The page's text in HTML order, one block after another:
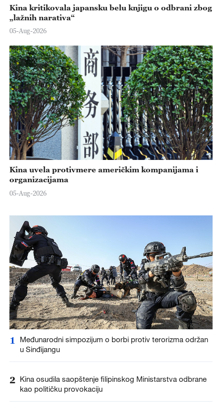
Kina kritikovala japansku belu knjigu o odbrani zbog
„lažnih narativa“
05-Aug-2026
Kina uvela protivmere američkim kompanijama i
organizacijama
05-Aug-2026
1
Međunarodni simpozijum o borbi protiv terorizma održan
u Sinđijangu
2 Kina osudila saopštenje filipinskog Ministarstva odbrane
kao političku provokaciju